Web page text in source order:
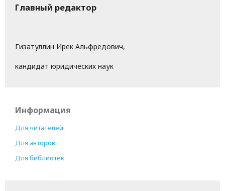
Главный редактор
Гизатуллин Ирек Альфредович,
кандидат юридических наук
Информация
Для читателей
Для авторов
Для библиотек